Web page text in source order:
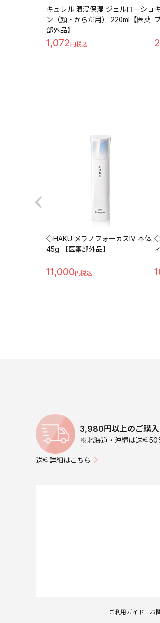
キュレル 潤浸保湿 ジェルローショ
ン（顔・からだ用） 220ml【医薬
部外品】
1,072
◇HAKU メラノフォーカスIV 本体
45g 【医薬部外品】
11,000
3,980円以上のご購
※北海道・沖縄は送料
送料詳細はこちら
ご利用ガイド お